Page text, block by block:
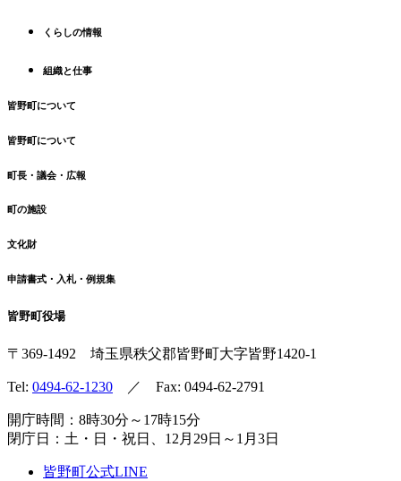
くらしの情報
組織と仕事
皆野町について
皆野町について
町長・議会・広報
町の施設
文化財
申請書式・入札・例規集
皆野町役場
〒369-1492 埼玉県秩父郡皆野町大字皆野1420-1
Tel: 0494-62-1230 ／ Fax: 0494-62-2791
開庁時間：8時30分～17時15分
閉庁日：土・日・祝日、12月29日～1月3日
皆野町公式LINE